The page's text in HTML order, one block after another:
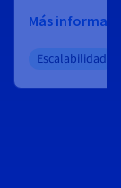
Más
Escalabilidad